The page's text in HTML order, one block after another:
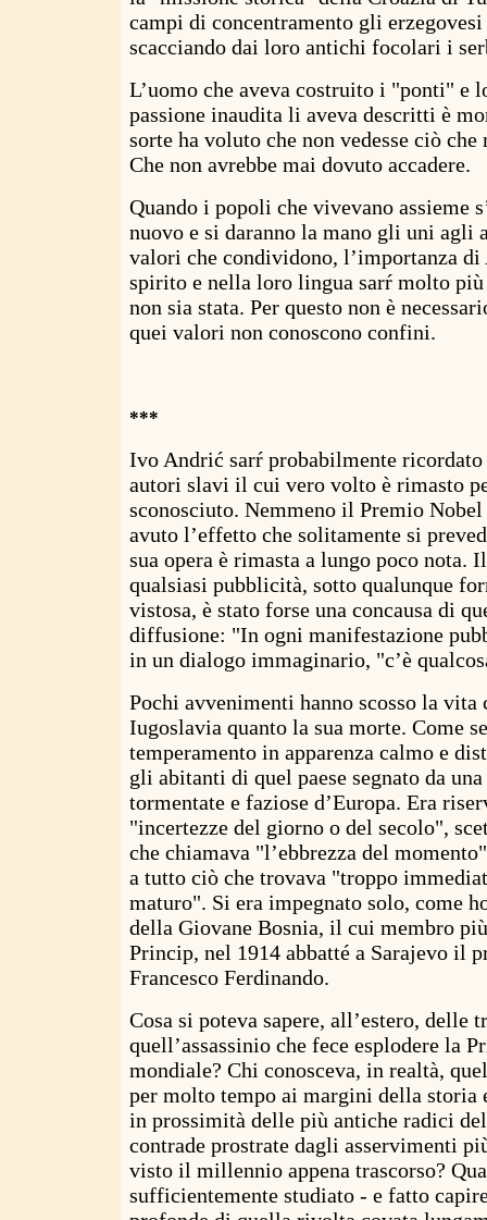
campi di concentramento gli
scacciando dai loro antichi focolari i
L’uomo che aveva costruito i "ponti" e
passione inaudita li aveva descritti è
sorte ha voluto che non vedesse ciò che
Che non avrebbe mai dovuto accadere.
Quando i popoli che vivevano assieme
nuovo e si daranno la mano gli uni agli
valori che condividono, l’importanza
spirito e nella loro lingua sarŕ molto più
non sia stata. Per questo non è
quei valori non conoscono confini.
***
Ivo Andrić sarŕ probabilmente
autori slavi il cui vero volto è rimasto
sconosciuto. Nemmeno il Premio
avuto l’effetto che solitamente si
sua opera è rimasta a lungo poco nota.
qualsiasi pubblicità, sotto qualunque
vistosa, è stato forse una concausa di
diffusione: "In ogni manifestazione
in un dialogo immaginario, "c’è
Pochi avvenimenti hanno scosso la vita
Iugoslavia quanto la sua morte. Come
temperamento in apparenza calmo e
gli abitanti di quel paese segnato da
tormentate e faziose d’Europa. Era
"incertezze del giorno o del secolo",
che chiamava "l’ebbrezza del
a tutto ciò che trovava "troppo
maturo". Si era impegnato solo, come
della Giovane Bosnia, il cui membro
Princip, nel 1914 abbatté a Sarajevo il
Francesco Ferdinando.
Cosa si poteva sapere, all’estero, delle
quell’assassinio che fece esplodere la
mondiale? Chi conosceva, in realtà,
per molto tempo ai margini della storia
in prossimità delle più antiche radici
contrade prostrate dagli asservimenti
visto il millennio appena trascorso?
sufficientemente studiato - e fatto